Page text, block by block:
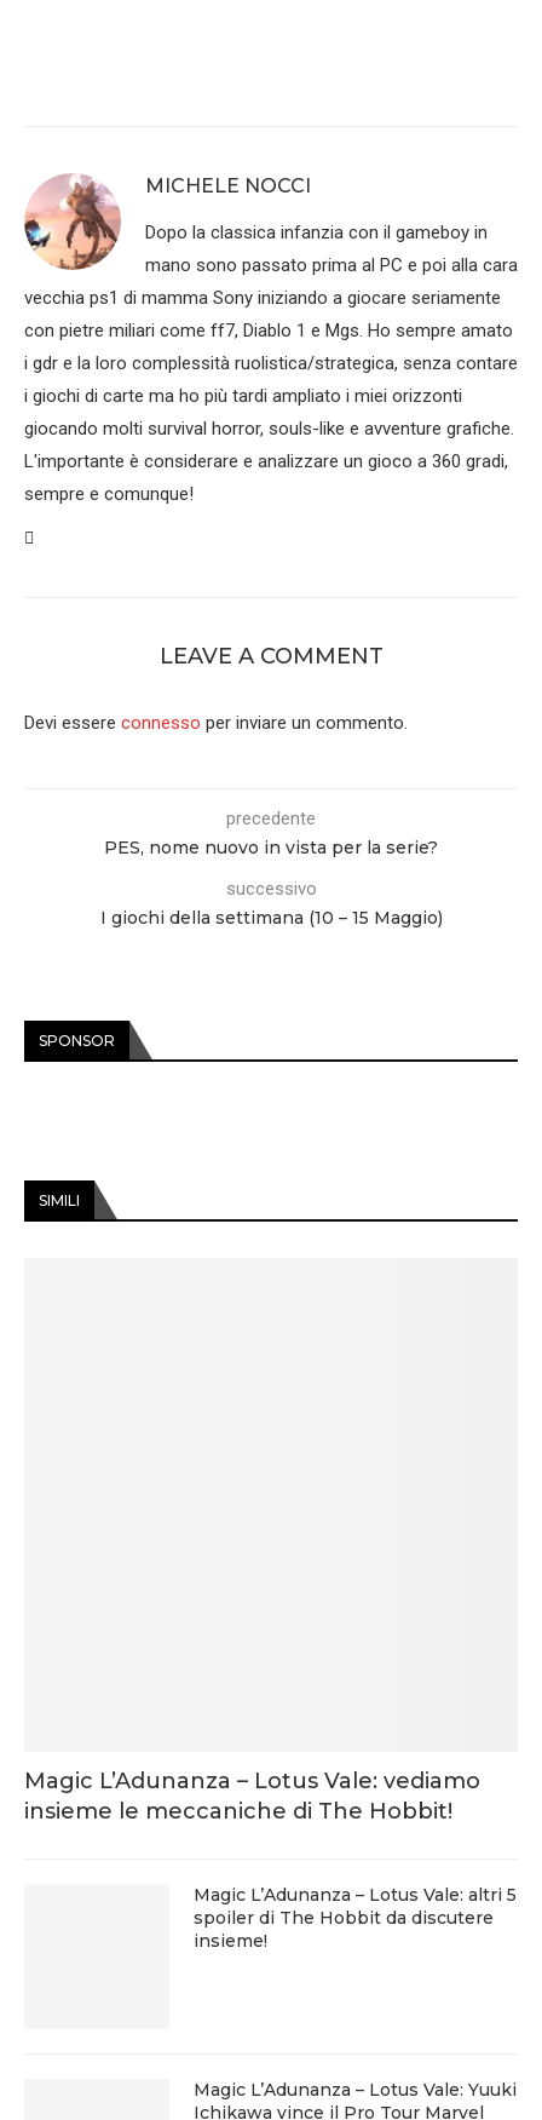
MICHELE NOCCI
Dopo la classica infanzia con il gameboy in
mano sono passato prima al PC e poi alla cara
vecchia ps1 di mamma Sony iniziando a giocare seriamente
con pietre miliari come ff7, Diablo 1 e Mgs. Ho sempre amato
i gdr e la loro complessità ruolistica/strategica, senza contare
i giochi di carte ma ho più tardi ampliato i miei orizzonti
giocando molti survival horror, souls-like e avventure grafiche.
L'importante è considerare e analizzare un gioco a 360 gradi,
sempre e comunque!
LEAVE A COMMENT
Devi essere connesso per inviare un commento.
precedente
PES, nome nuovo in vista per la serie?
successivo
I giochi della settimana (10 – 15 Maggio)
SPONSOR
SIMILI
Magic L’Adunanza – Lotus Vale: vediamo
insieme le meccaniche di The Hobbit!
Magic L’Adunanza – Lotus Vale: altri 5
spoiler di The Hobbit da discutere
insieme!
Magic L’Adunanza – Lotus Vale: Yuuki
Ichikawa vince il Pro Tour Marvel